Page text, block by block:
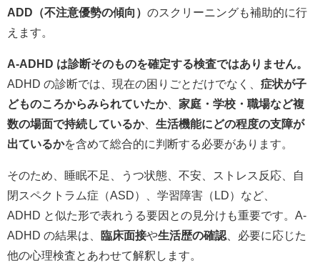
ADD（不注意優勢の傾向） のスクリーニングも補助的に行
えます。
A-ADHD は診断そのものを確定する検査ではありません。
ADHD の診断では、現在の困りごとだけでなく、 症状が子
どものころからみられていたか、 家庭・学校・職場など複
数の場面で持続しているか、 生活機能にどの程度の支障が
出ているかを含めて総合的に判断する必要があります。
そのため、睡眠不足、うつ状態、不安、ストレス反応、自
閉スペクトラム症（ASD）、学習障害（LD）など、
ADHD と似た形で表れうる要因との見分けも重要です。A-
ADHD の結果は、
臨床面接や生活歴の確認 、必要に応じた
他の心理検査とあわせて解釈します。